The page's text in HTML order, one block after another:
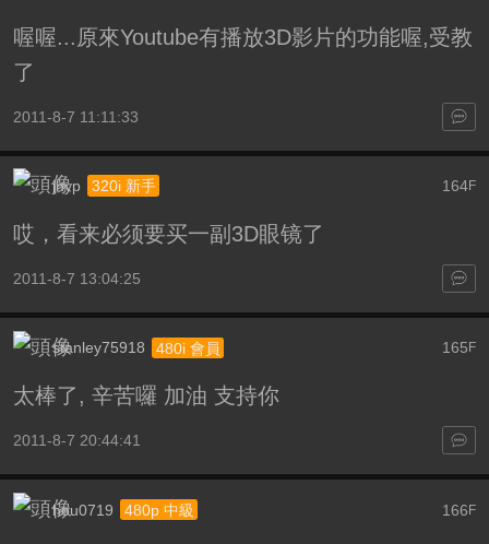
喔喔...原來Youtube有播放3D影片的功能喔,受教
了
2011-8-7 11:11:33
164F
jhyp 320i 新手
哎，看来必须要买一副3D眼镜了
2011-8-7 13:04:25
165 F
stanley75918 480i 會員
太棒了, 辛苦囉 加油 支持你
2011-8-7 20:44:41
166F
hou0719 480p 中級